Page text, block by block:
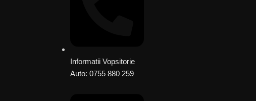
Informatii Vopsitorie
Auto: 0755 880 259